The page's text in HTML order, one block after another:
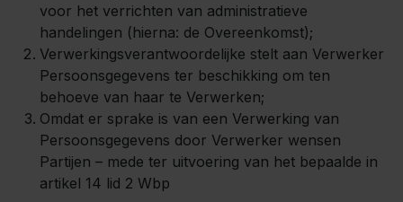
voor het verrichten van administratieve
handelingen (hierna: de Overeenkomst);
Verwerkingsverantwoordelijke stelt aan Verwerker
Persoonsgegevens ter beschikking om ten
behoeve van haar te Verwerken;
Omdat er sprake is van een Verwerking van
Persoonsgegevens door Verwerker wensen
Partijen – mede ter uitvoering van het bepaalde in
artikel 14 lid 2 Wbp